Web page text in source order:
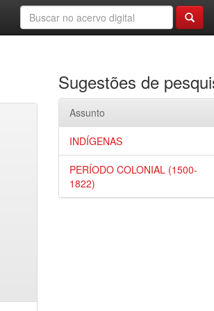
Sugestões de
Assunto
INDÍGENAS
PERÍODO COLONIAL (1500-
1822)